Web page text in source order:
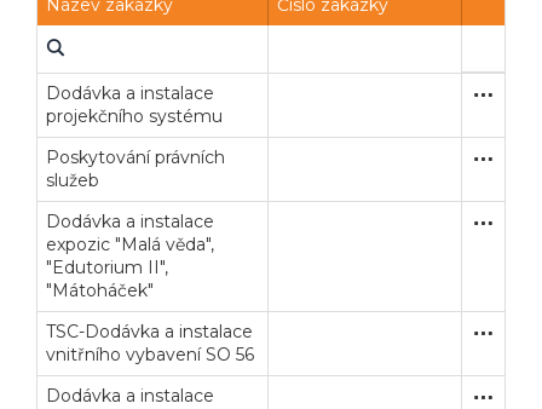
Název zakázky Číslo zakázky
Dodávka a instalace
projekčního systému
Poskytování právních
služeb
Služby
Dodávka a instalace
expozic "Malá věda",
"Edutorium II",
"Mátoháček"
TSC-Dodávka a instalace
vnitřního vybavení SO 56
Dodávka a instalace